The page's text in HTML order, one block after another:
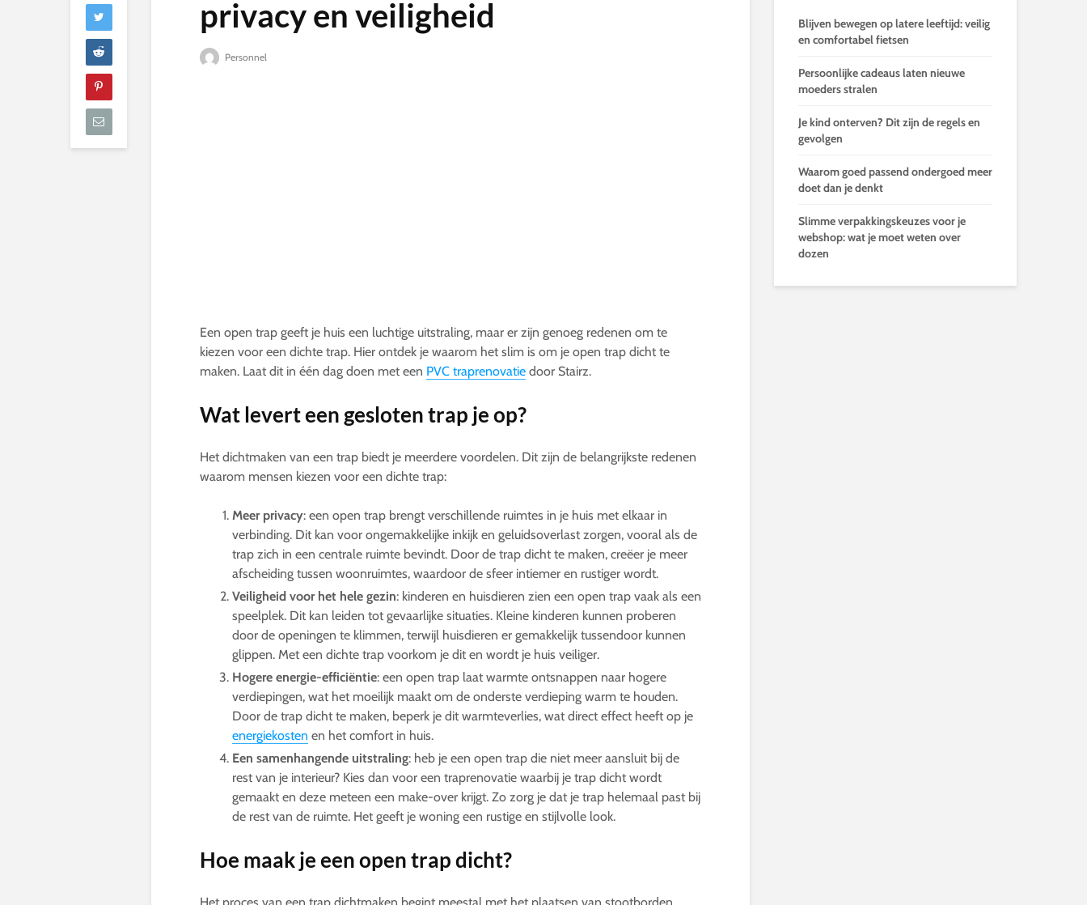
privacy en veiligheid
Personnel
Een open trap geeft je huis een luchtige uitstraling, maar er zijn genoeg redenen om te
kiezen voor een dichte trap. Hier ontdek je waarom het slim is om je open trap dicht te
maken. Laat dit in één dag doen met een PVC traprenovatie door Stairz.
Wat levert een gesloten trap je op?
Het dichtmaken van een trap biedt je meerdere voordelen. Dit zijn de belangrijkste redenen
waarom mensen kiezen voor een dichte trap:
Meer privacy: een open trap brengt verschillende ruimtes in je huis met elkaar in
verbinding. Dit kan voor ongemakkelijke inkijk en geluidsoverlast zorgen, vooral als de
trap zich in een centrale ruimte bevindt. Door de trap dicht te maken, creëer je meer
afscheiding tussen woonruimtes, waardoor de sfeer intiemer en rustiger wordt.
Veiligheid voor het hele gezin: kinderen en huisdieren zien een open trap vaak als een
speelplek. Dit kan leiden tot gevaarlijke situaties. Kleine kinderen kunnen proberen
door de openingen te klimmen, terwijl huisdieren er gemakkelijk tussendoor kunnen
glippen. Met een dichte trap voorkom je dit en wordt je huis veiliger.
Hogere energie-efficiëntie: een open trap laat warmte ontsnappen naar hogere
verdiepingen, wat het moeilijk maakt om de onderste verdieping warm te houden.
Door de trap dicht te maken, beperk je dit warmteverlies, wat direct effect heeft op je
energiekosten en het comfort in huis.
Een samenhangende uitstraling: heb je een open trap die niet meer aansluit bij de
rest van je interieur? Kies dan voor een traprenovatie waarbij je trap dicht wordt
gemaakt en deze meteen een make-over krijgt. Zo zorg je dat je trap helemaal past bij
de rest van de ruimte. Het geeft je woning een rustige en stijlvolle look.
Hoe maak je een open trap dicht?
Blijven bewegen op latere leeftijd: veilig
en comfortabel fietsen
Persoonlijke cadeaus laten nieuwe
moeders stralen
Je kind onterven? Dit zijn de regels en
gevolgen
Waarom goed passend ondergoed meer
doet dan je denkt
Slimme verpakkingskeuzes voor je
webshop: wat je moet weten over
dozen